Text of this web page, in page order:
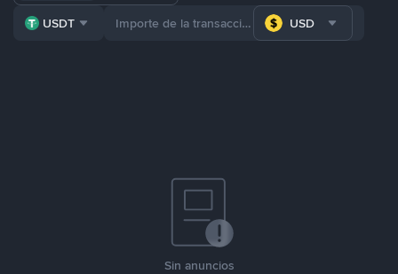
USDT USD
Sin anuncios